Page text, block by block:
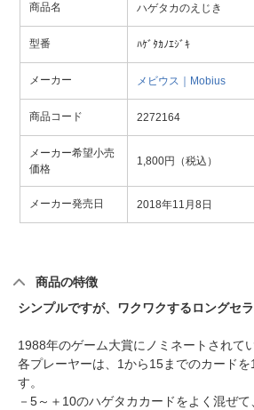
商品名 ハゲタカのえじき
型番 ﾊｹﾞﾀｶﾉｴｼﾞｷ
メーカー メビウス｜Mobius
商品コード 2272164
メーカー希望小売
価格
1,800円（税込）
メーカー発売日 2018年11月8日
商品の特徴
シンプルですが、ワクワクするロングセ
1988年のゲーム大賞にノミネートされて
各プレーヤーは、1から15までのカードを
す。
－5～＋10のハゲタカカードをよく混ぜ